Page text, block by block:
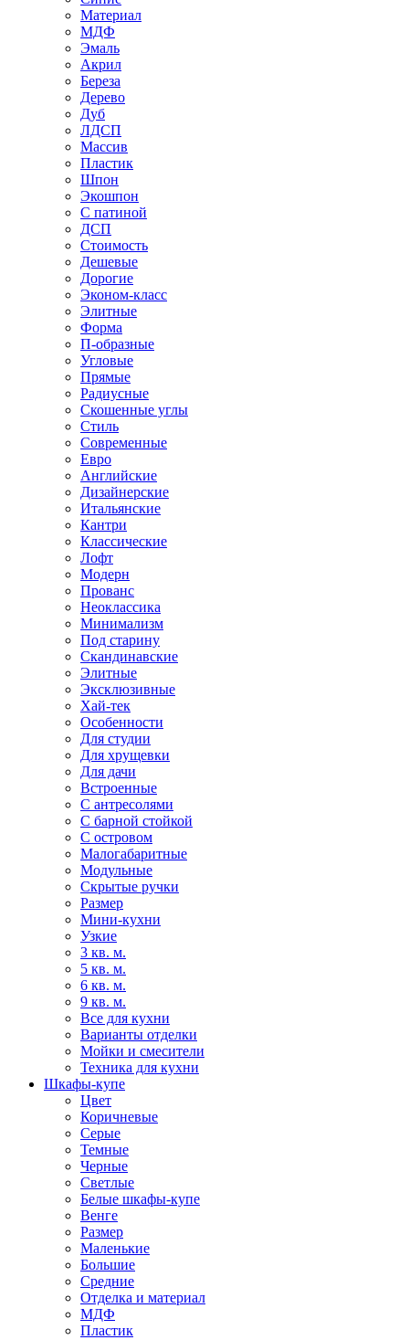
Материал
МДФ
Эмаль
Акрил
Береза
Дерево
Дуб
ЛДСП
Массив
Пластик
Шпон
Экошпон
С патиной
ДСП
Стоимость
Дешевые
Дорогие
Эконом-класс
Элитные
Форма
П-образные
Угловые
Прямые
Радиусные
Скошенные углы
Стиль
Современные
Евро
Английские
Дизайнерские
Итальянские
Кантри
Классические
Лофт
Модерн
Прованс
Неоклассика
Минимализм
Под старину
Скандинавские
Элитные
Эксклюзивные
Хай-тек
Особенности
Для студии
Для хрущевки
Для дачи
Встроенные
С антресолями
С барной стойкой
С островом
Малогабаритные
Модульные
Скрытые ручки
Размер
Мини-кухни
Узкие
3 кв. м.
5 кв. м.
6 кв. м.
9 кв. м.
Все для кухни
Варианты отделки
Мойки и смесители
Техника для кухни
Шкафы-купе
Цвет
Коричневые
Серые
Темные
Черные
Светлые
Белые шкафы-купе
Венге
Размер
Маленькие
Большие
Средние
Отделка и материал
МДФ
Пластик